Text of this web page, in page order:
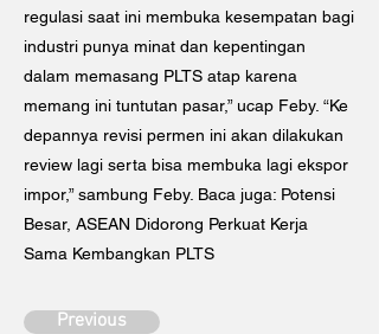
regulasi saat ini membuka kesempatan bagi
industri punya minat dan kepentingan
dalam memasang PLTS atap karena
memang ini tuntutan pasar,” ucap Feby. “Ke
depannya revisi permen ini akan dilakukan
review lagi serta bisa membuka lagi ekspor
impor,” sambung Feby. Baca juga: Potensi
Besar, ASEAN Didorong Perkuat Kerja
Sama Kembangkan PLTS
Previous